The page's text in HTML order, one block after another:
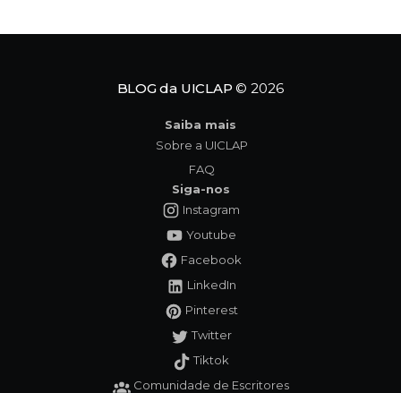
ressurge com um
BLOG da UICLAP © 2026
Saiba mais
Sobre a UICLAP
FAQ
Siga-nos
Instagram
Youtube
Facebook
LinkedIn
Pinterest
Twitter
Tiktok
Comunidade de Escritores